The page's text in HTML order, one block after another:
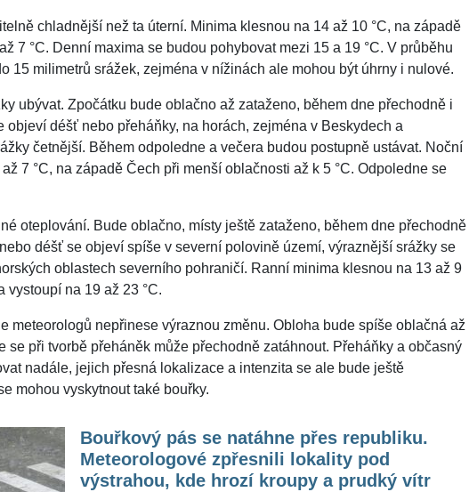
chladnější než ta úterní. Minima klesnou na 14 až 10 °C, na západě
7 °C. Denní maxima se budou pohybovat mezi 15 a 19 °C. V průběhu
15 milimetrů srážek, zejména v nížinách ale mohou být úhrny i nulové.
ubývat. Zpočátku bude oblačno až zataženo, během dne přechodně i
objeví déšť nebo přeháňky, na horách, zejména v Beskydech a
četnější. Během odpoledne a večera budou postupně ustávat. Noční
7 °C, na západě Čech při menší oblačnosti až k 5 °C. Odpoledne se
oteplování. Bude oblačno, místy ještě zataženo, během dne přechodně
déšť se objeví spíše v severní polovině území, výraznější srážky se
oblastech severního pohraničí. Ranní minima klesnou na 13 až 9
vystoupí na 19 až 23 °C.
meteorologů nepřinese výraznou změnu. Obloha bude spíše oblačná až
se při tvorbě přeháněk může přechodně zatáhnout. Přeháňky a občasný
nadále, jejich přesná lokalizace a intenzita se ale bude ještě
mohou vyskytnout také bouřky.
Bouřkový pás se natáhne přes republiku.
Meteorologové zpřesnili lokality pod
výstrahou, kde hrozí kroupy a prudký vítr